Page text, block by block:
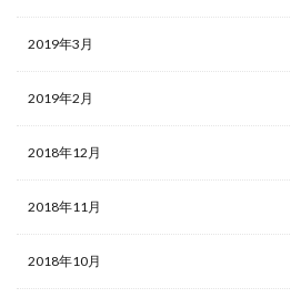
2019年3月
2019年2月
2018年12月
2018年11月
2018年10月